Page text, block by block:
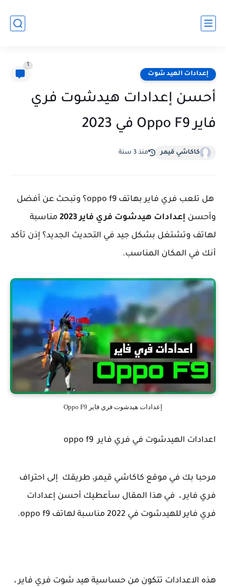
إعدادات الهيد شوت
1
أحسن إعدادات هيدشوت فري
فاير Oppo F9 في 2023
كاكاشي قيمر منذ 3 سنة
هل تلعب فري فاير بهاتف oppo f9؟ وتبحث عن أفضل
وأحسن إعدادات هيدشوت فري فاير 2023
مناسبة
لهاتف وتشتغل بشكل جيد في التحديث الجديد؟ إذن تأكد
أنك في المكان المناسب.
إعدادات هيدشوت فري فاير Oppo F9
اعدادات الهيدشوت في فري فاير oppo f9
مرحبا بك في موقع كاكاشي قيمر، طريقك إلى احتراف
فري فاير ، في هذا المقال سأعطيك أحسن إعدادات
فري فاير للهيدشوت في 2022 مناسبة لهاتف oppo f9.
هذه الاعدادات تتكون من حساسية هيد شوت فري فاير ،